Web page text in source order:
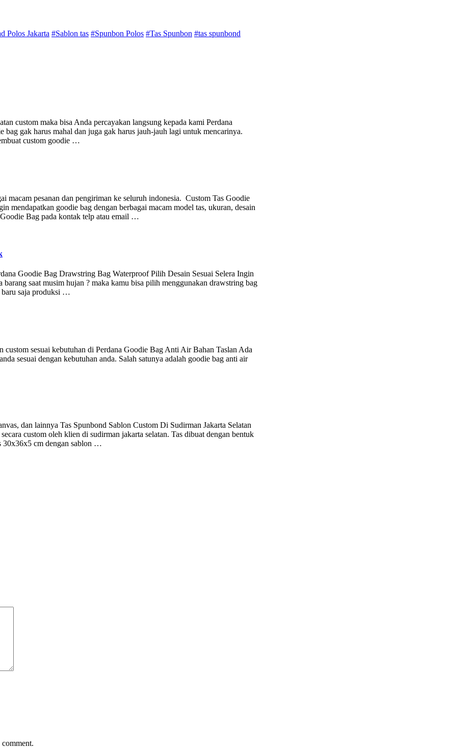
Polos Jakarta #Sablon tas #Spunbon Polos #Tas Spunbon #tas spunbond
custom maka bisa Anda percayakan langsung kepada kami Perdana
gak harus mahal dan juga gak harus jauh-jauh lagi untuk mencarinya.
custom goodie …
macam pesanan dan pengiriman ke seluruh indonesia. Custom Tas Goodie
goodie bag dengan berbagai macam model tas, ukuran, desain
Bag pada kontak telp atau email …
Goodie Bag Drawstring Bag Waterproof Pilih Desain Sesuai Selera Ingin
saat musim hujan ? maka kamu bisa pilih menggunakan drawstring bag
saja produksi …
sesuai kebutuhan di Perdana Goodie Bag Anti Air Bahan Taslan Ada
sesuai dengan kebutuhan anda. Salah satunya adalah goodie bag anti air
dan lainnya Tas Spunbond Sablon Custom Di Sudirman Jakarta Selatan
custom oleh klien di sudirman jakarta selatan. Tas dibuat dengan bentuk
30x36x5 cm dengan sablon …